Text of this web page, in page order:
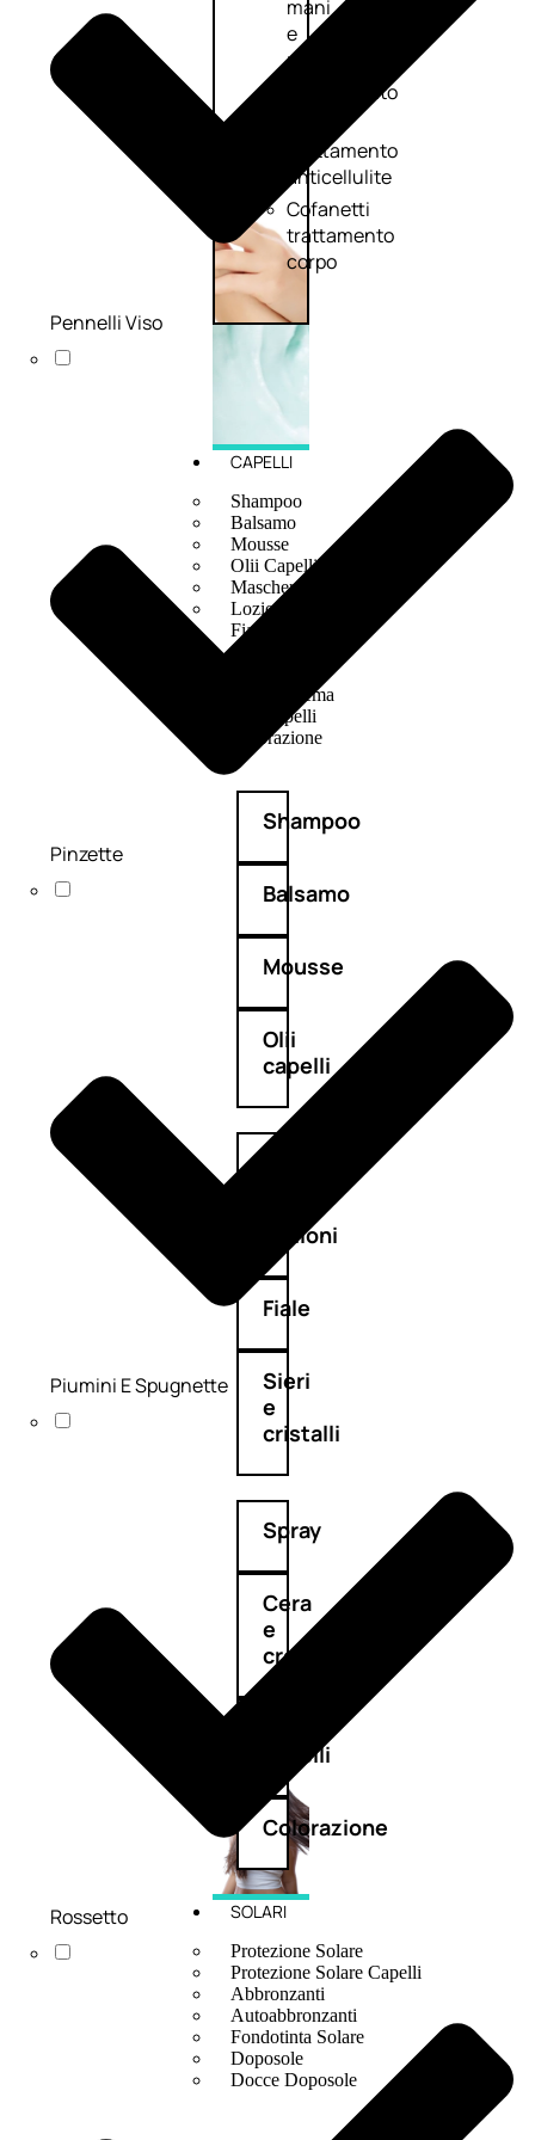
mani
e
piedi
Trattamento
Trattamento
anticellulite
Cofanetti
trattamento
corpo
CAPELLI
Shampoo
Balsamo
Mousse
Olii Capelli
Maschere
Lozioni
Fiale
Sieri e Cristalli
Cera e Crema
Gel Capelli
Colorazione
Shampoo
Balsamo
Mousse
Olii
capelli
Lozioni
Fiale
Sieri
e
cristalli
Spray
Cera
e
crema
capelli
Colorazione
SOLARI
Protezione Solare
Protezione Solare Capelli
Abbronzanti
Autoabbronzanti
Fondotinta Solare
Doposole
Docce Doposole
Pennelli Viso
Pinzette
Piumini E Spugnette
Rossetto